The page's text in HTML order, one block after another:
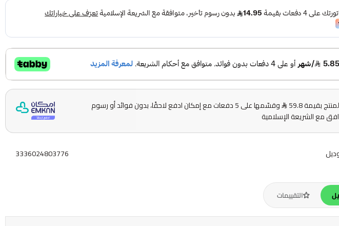
بقيمة 59.8
وقسّمها على 5 دفعات مع إمكان ادفع لاحقًا، بدون فوائد أو رسوم
مع الشريعة الإسلامية
3336024803776
التقييمات